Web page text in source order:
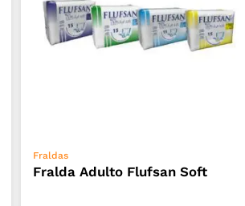
Fraldas
Fralda Adulto Flufsan Soft